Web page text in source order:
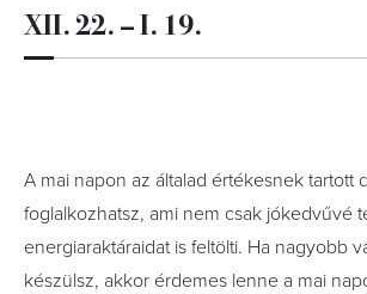
XII. 22. – I. 19.
A mai napon az általad értékesnek tartott
foglalkozhatsz, ami nem csak jókedvűvé
energiaraktáraidat is feltölti. Ha nagyobb
készülsz, akkor érdemes lenne a mai